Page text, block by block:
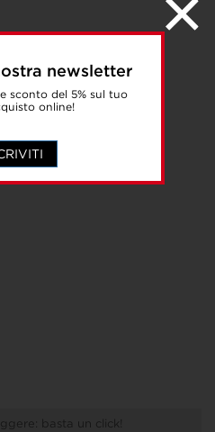
newsletter
sconto del 5% sul tuo
online!
basta un click!